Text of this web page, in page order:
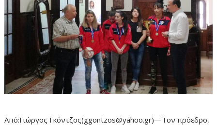
Από:Γιώργος Γκόντζος(ggontzos@yahoo.gr)—Τον πρόεδρο,